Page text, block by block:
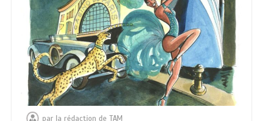
par la rédaction de TAM